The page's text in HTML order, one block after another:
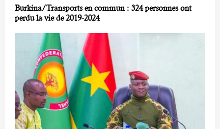
Burkina/Transports en commun : 324 personnes ont
perdu la vie de 2019-2024